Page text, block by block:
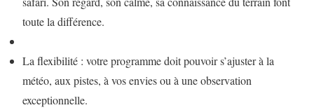
toute la différence.
La flexibilité : votre programme doit pouvoir s’ajuster à la
météo, aux pistes, à vos envies ou à une observation
exceptionnelle.